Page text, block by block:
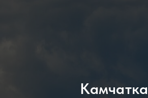
Камчатка